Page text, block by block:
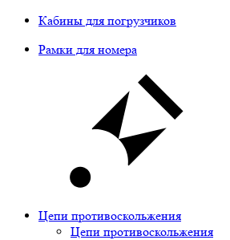
Кабины для погрузчиков
Рамки для номера
Цепи противоскольжения
Цепи противоскольжения